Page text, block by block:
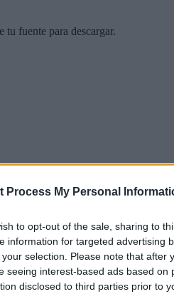
Process My Personal
to opt-out of the sale, sharing to
information for targeted advertising
selection. Please note that after
seeing interest-based ads based
disclosed to third parties prior to
tu fuente para descargar.